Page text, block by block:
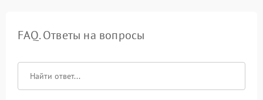
FAQ. Ответы на вопросы